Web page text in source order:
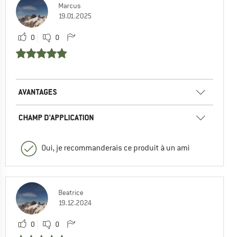
Marcus
19.01.2025
0 0
AVANTAGES
CHAMP D'APPLICATION
Oui, je recommanderais ce produit à un ami
Beatrice
19.12.2024
0 0